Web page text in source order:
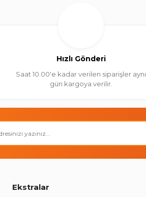
Hızlı Gönderi
Saat 10.00'e kadar verilen siparişler aynı
gün kargoya verilir.
Ekstralar